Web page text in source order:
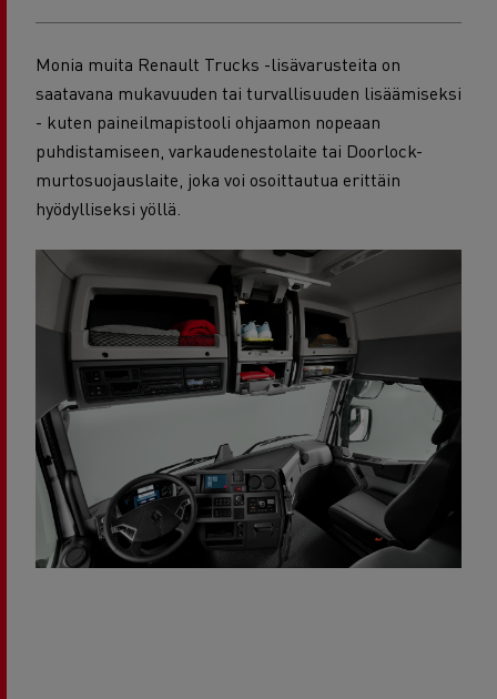
Monia muita Renault Trucks -lisävarusteita on
saatavana mukavuuden tai turvallisuuden lisäämiseksi
- kuten paineilmapistooli ohjaamon nopeaan
puhdistamiseen, varkaudenestolaite tai Doorlock-
murtosuojauslaite, joka voi osoittautua erittäin
hyödylliseksi yöllä.